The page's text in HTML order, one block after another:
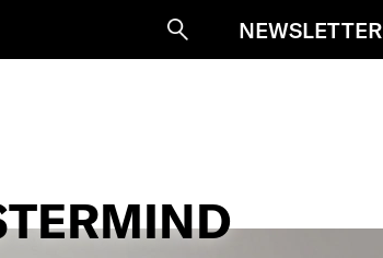
SucheNEWSLETTER